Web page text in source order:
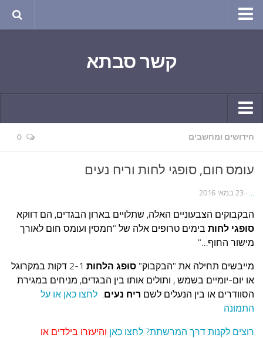
שירה
חגים ומועדים
ספורט בריאות וקורונה
בישול ואפייה
הקונדיטוריה
עצות סבתא
סבתא מספרת
נווה הבלוגים
קשר משפחתי
קשר סבתא
קשר יומי
תחביבים
גרפיטי
נוסטלגיה
סרטונים ואנימציה
חידושים ומחשבים 0
עומס חום, סופגי לחות וריח נעים
... · 23 במאי 2016
הבקבוקים הצבעוניים האלה, שתלויים בארון הבגדים, הם דווקא
סופגי לחות בימים טרופים אלה של "חמסין ועומס חום לאורך
מישור החוף…"
מייבשים תחילה את "הבקבוק" סופג הלחות
2-1 דקות במקרוגל
או יום-יומיים בשמש , ותולים אותו בין הבגדים, מניחים במגירת
הסוודרים או בין הנעלים לשם ריח נעים. לחצו כאן או על
התמונה
רוצים לקנות דרך המרשתת? לחצו כאן והיעזרו בילדים או